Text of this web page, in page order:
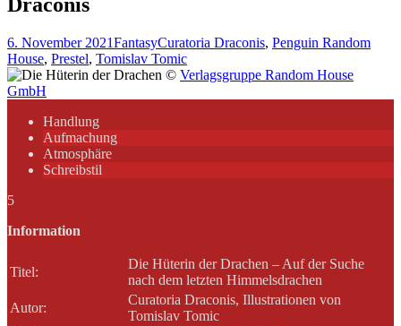
6. November 2021FantasyCuratoria Draconis, Penguin Random
House, Prestel, Tomislav Tomic
© Verlagsgruppe Random House
GmbH
Handlung
Aufmachung
Atmosphäre
Schreibstil
5
Information
Titel:
Die Hüterin der Drachen – Auf der Suche
nach dem letzten Himmelsdrachen
Autor:
Curatoria Draconis, Illustrationen von
Tomislav Tomic